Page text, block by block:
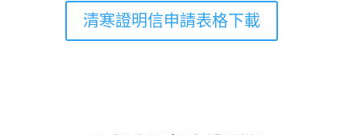
清寒證明信申請表格下載